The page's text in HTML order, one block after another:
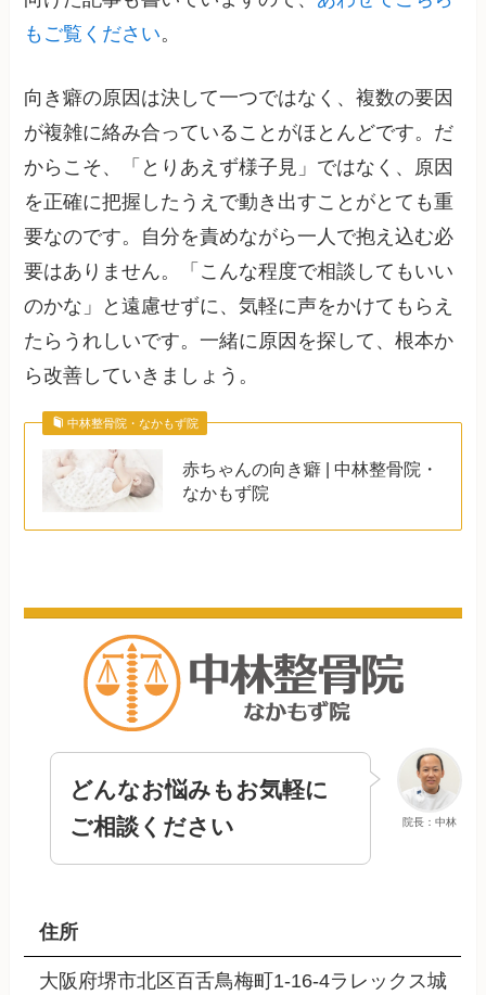
もご覧ください。
向き癖の原因は決して一つではなく、複数の要因
が複雑に絡み合っていることがほとんどです。だ
からこそ、「とりあえず様子見」ではなく、原因
を正確に把握したうえで動き出すことがとても重
要なのです。自分を責めながら一人で抱え込む必
要はありません。「こんな程度で相談してもいい
のかな」と遠慮せずに、気軽に声をかけてもらえ
たらうれしいです。一緒に原因を探して、根本か
ら改善していきましょう。
中林整骨院・なかもず院
赤ちゃんの向き癖 | 中林整骨院・
なかもず院
院長：中林
どんなお悩みもお気軽に
ご相談ください
住所
大阪府堺市北区百舌鳥梅町1-16-4ラレックス城